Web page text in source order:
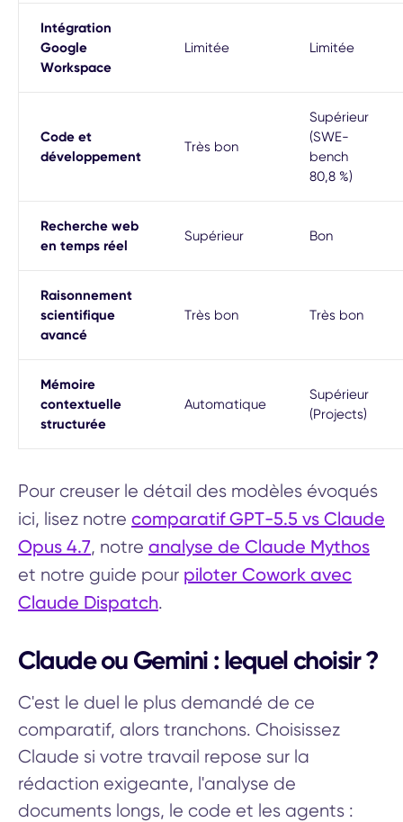
Intégration
Google
Workspace
Limitée Limitée
Code et
développement
Très bon
Supérieur
(SWE-
bench
80,8 %)
Recherche web
en temps réel
Supérieur Bon
Raisonnement
scientifique
avancé
Très bon Très bon
Mémoire
contextuelle
structurée
Automatique
Supérieur
(Projects)
Pour creuser le détail des modèles évoqués
ici, lisez notre comparatif GPT-5.5 vs Claude
Opus 4.7, notre analyse de Claude Mythos
et notre guide pour piloter Cowork avec
Claude Dispatch.
Claude ou Gemini : lequel choisir ?
C'est le duel le plus demandé de ce
comparatif, alors tranchons. Choisissez
Claude si votre travail repose sur la
rédaction exigeante, l'analyse de
documents longs, le code et les agents :